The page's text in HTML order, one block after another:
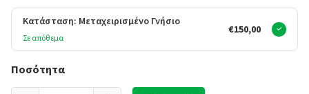
Κατάσταση: Μεταχειρισμένο Γνήσιο
Σε απόθεμα
€150,00
Ποσότητα